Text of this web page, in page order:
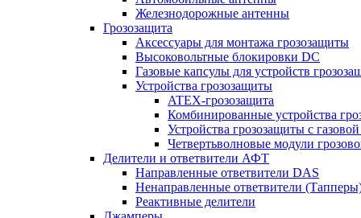
Железнодорожные антенны
Грозозащита
Аксессуары для монтажа грозозащиты
Высоковольтные блокировки DC
Газовые капсулы для устройств
Устройства грозозащиты
ATEX-грозозащита
Комбинированные устройства
Устройства грозозащиты с
Четвертьволновые модули
Делители и ответвители АФТ
Направленные ответвители DAS
Ненаправленные ответвители
Реактивные делители